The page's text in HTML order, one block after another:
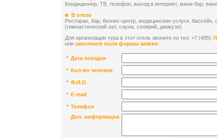
Кондиционер, ТВ, телефон, выход в интернет, мини-бар,
В отеле
Ресторан, бар, бизнес-центр, медицинские услуги, бассейн,
(гимнастический зал, сауна, солярий, джакузи).
Для организации тура в этот отель звоните по тел: +7 (495)
или заполните поля формы заявки:
* Дата поездки
* Кол-во человек
* Ф.И.О
* E-mail
* Телефон
Доп. информация